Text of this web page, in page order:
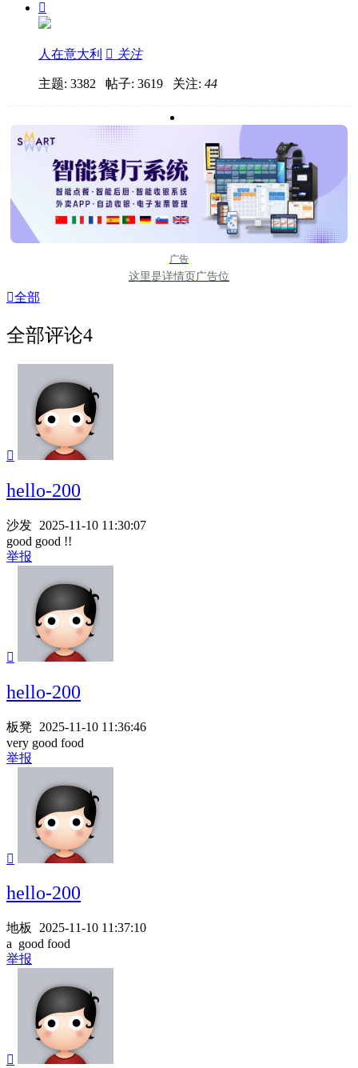

人在意大利  关注
主题: 3382 帖子: 3619 关注: 44
广告
这里是详情页广告位
全部
全部评论4

hello-200
沙发 2025-11-10 11:30:07
good good !!
举报

hello-200
板凳
2025-11-10 11:36:46
very good food
举报

hello-200
地板
2025-11-10 11:37:10
a good food
举报
